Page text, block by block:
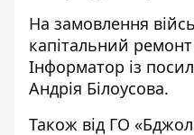
На замовлення
капітальний
Інформатор із
Андрія Білоусова.
Також від ГО